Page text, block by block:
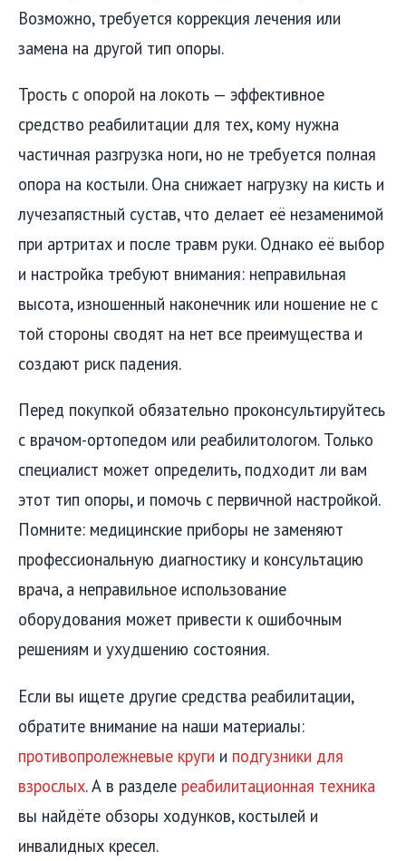
Возможно, требуется коррекция лечения или
замена на другой тип опоры.
Трость с опорой на локоть — эффективное
средство реабилитации для тех, кому нужна
частичная разгрузка ноги, но не требуется полная
опора на костыли. Она снижает нагрузку на кисть и
лучезапястный сустав, что делает её незаменимой
при артритах и после травм руки. Однако её выбор
и настройка требуют внимания: неправильная
высота, изношенный наконечник или ношение не с
той стороны сводят на нет все преимущества и
создают риск падения.
Перед покупкой обязательно проконсультируйтесь
с врачом-ортопедом или реабилитологом. Только
специалист может определить, подходит ли вам
этот тип опоры, и помочь с первичной настройкой.
Помните: медицинские приборы не заменяют
профессиональную диагностику и консультацию
врача, а неправильное использование
оборудования может привести к ошибочным
решениям и ухудшению состояния.
Если вы ищете другие средства реабилитации,
обратите внимание на наши материалы:
противопролежневые круги и подгузники для
взрослых. А в разделе реабилитационная техника
вы найдёте обзоры ходунков, костылей и
инвалидных кресел.